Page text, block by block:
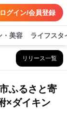
ログイン/会員登録
・美容 ライフスタ
リリース一覧
ふるさと寄
×ダイキン